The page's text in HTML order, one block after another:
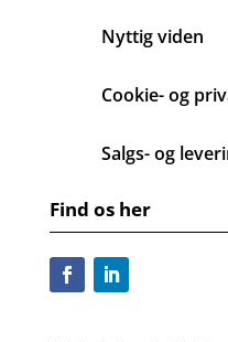
Nyttig viden
Cookie- og
Salgs- og
Find os her